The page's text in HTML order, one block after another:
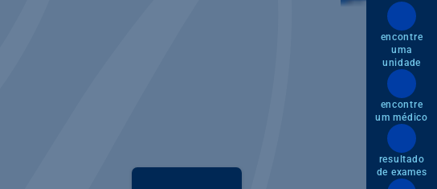
encontre
uma
unidade
encontre
um médico
resultado
de exames